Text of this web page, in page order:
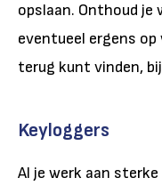
opslaan. Onthoud
eventueel ergens
terug kunt vinden,
Keyloggers
Al je werk aan